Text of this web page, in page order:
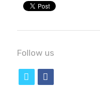
Follow us